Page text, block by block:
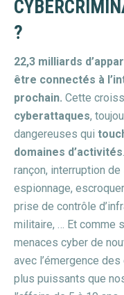
?
22,3 milliards
être connectés à
prochain. Cette
cyberattaques,
dangereuses qui
domaines d’activités
rançon, interruption
espionnage,
prise de contrôle
militaire, … Et comme
menaces cyber de
avec l’émergence
plus puissants que